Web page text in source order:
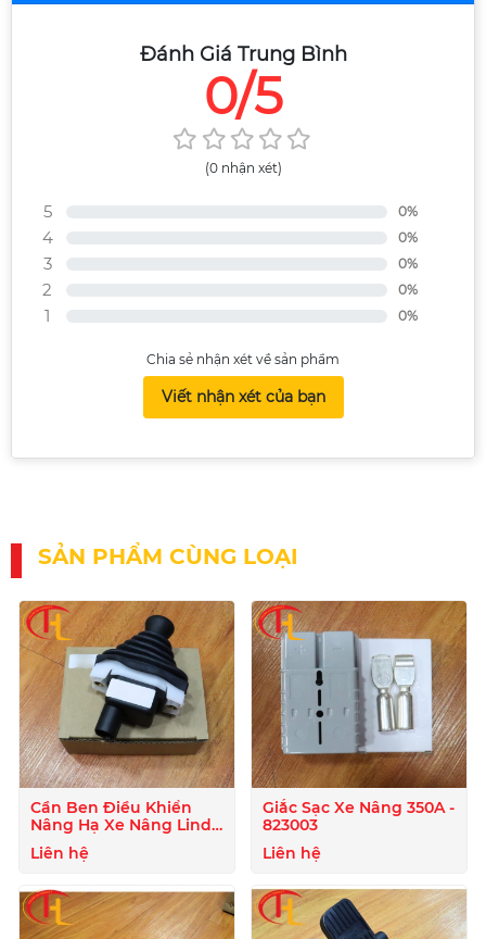
Đánh Giá Trung Bình
0/5
(0 nhận xét)
5 0%
4 0%
3 0%
2 0%
1 0%
Chia sẻ nhận xét về sản phẩm
Viết nhận xét của bạn
SẢN PHẨM CÙNG LOẠI
Cần Ben Điều Khiển
Nâng Hạ Xe Nâng Linde
- 807722
Liên hệ
Giắc Sạc Xe Nâng 350A -
823003
Liên hệ